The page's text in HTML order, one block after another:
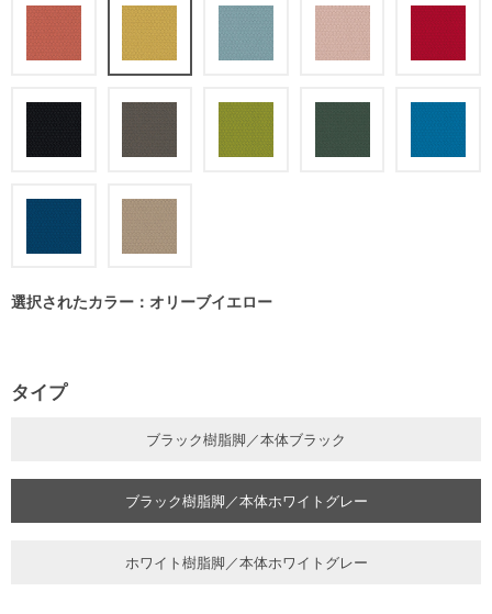
選択されたカラー：オリーブイエロー
タイプ
ブラック樹脂脚／本体ブラック
ブラック樹脂脚／本体ホワイトグレー
ホワイト樹脂脚／本体ホワイトグレー